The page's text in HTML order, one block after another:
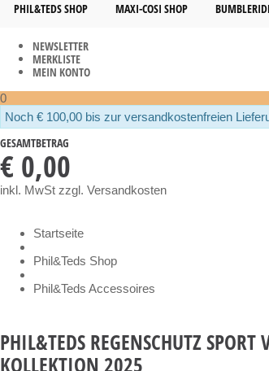
PHIL&TEDS SHOP MAXI-COSI SHOP
NEWSLETTER
MERKLISTE
MEIN KONTO
0
Noch € 100,00 bis zur versandkostenfreien
GESAMTBETRAG
€ 0,00
inkl. MwSt zzgl. Versandkosten
Startseite
Phil&Teds Shop
Phil&Teds Accessoires
PHIL&TEDS REGENSCHUTZ
KOLLEKTION 2025